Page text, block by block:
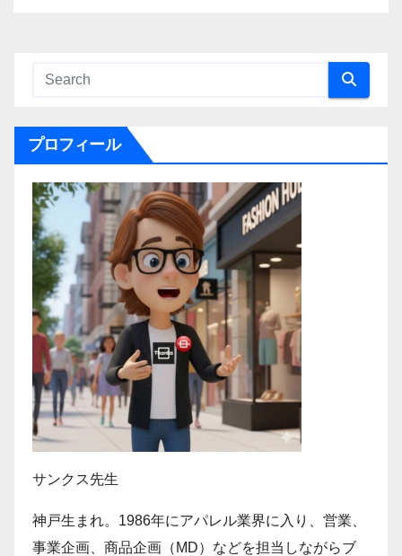
プロフィール
サンクス先生
神戸生まれ。1986年にアパレル業界に入り、営業、
事業企画、商品企画（MD）などを担当しながらブ